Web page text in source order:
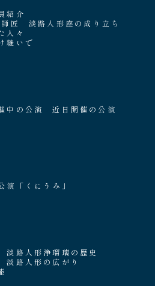
紹介
匠
淡路人形座の成り立ち
人々
継いで
中の公演 近日開催の公演
演「くにうみ」
淡路人形浄瑠璃の歴史
淡路人形の広がり